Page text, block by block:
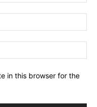
in this browser for the